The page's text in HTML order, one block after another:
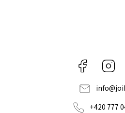
Facebook
info@
+420 777